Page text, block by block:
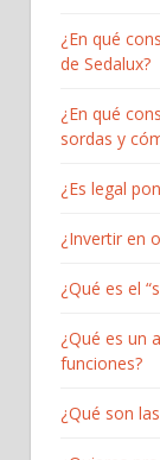
¿En qué
de Sedalux?
¿En qué
sordas y
¿Es legal
¿Invertir en
¿Qué es el
¿Qué es un
funciones?
¿Qué son